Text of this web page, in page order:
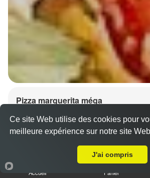
Pizza marguerita méga
Dès15.00 €
Base sauce tomate, mozzarella
Accueil Panier
Ce site Web utilise des cookies pour
meilleure expérience sur notre site Web
J'ai compris